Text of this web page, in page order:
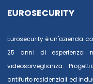
EUROSECURITY
Eurosecurity è un'azienda
25 anni di esperienza
videosorveglianza.
antifurto residenziali ed